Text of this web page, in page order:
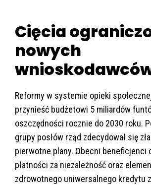
Cięcia
nowych
Reformy w systemie opieki
przynieść budżetowi 5 miliardów
oszczędności rocznie do 2030 roku.
grupy posłów rząd zdecydował się
pierwotne plany. Obecni beneficjenci
płatności za niezależność oraz
zdrowotnego uniwersalnego kredytu